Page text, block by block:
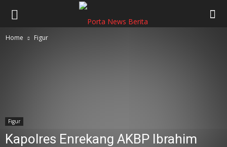
Home Figur
Figur
Kapolres Enrekang AKBP Ibrahim